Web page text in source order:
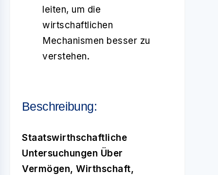
leiten, um die
wirtschaftlichen
Mechanismen besser zu
verstehen.
Beschreibung:
Staatswirthschaftliche
Untersuchungen Über
Vermögen, Wirthschaft,